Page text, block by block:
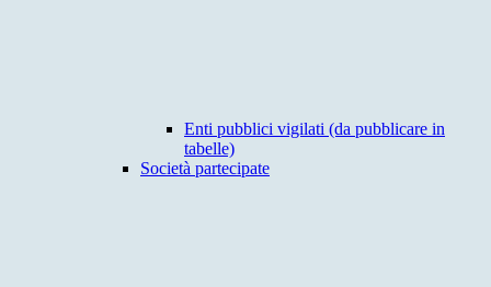
Enti pubblici vigilati (da pubblicare in
tabelle)
Società partecipate